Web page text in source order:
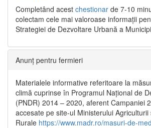
Completând acest chestionar de 7-10
colectam cele mai valoroase informații
Strategiei de Dezvoltare Urbană a
Anunț pentru fermieri
Materialele informative referitoare la
climă cuprinse în Programul Național de
(PNDR) 2014 – 2020, aferent Campaniei
accesate pe site-ul Ministerului Agriculturii
Rurale https://www.madr.ro/masuri-de-